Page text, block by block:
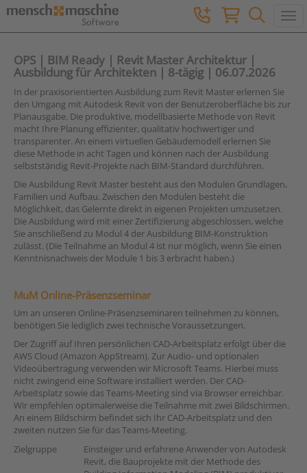
OPS | BIM Ready | Revit Master Architektur |
Ausbildung für Architekten | 8-tägig | 06.07.2026
In der praxisorientierten Ausbildung zum Revit Master erlernen Sie
den Umgang mit Autodesk Revit von der Benutzeroberfläche bis zur
Planausgabe. Die produktive, modellbasierte Methode von Revit
macht Ihre Planung effizienter, qualitativ hochwertiger und
transparenter. An einem virtuellen Gebäudemodell erlernen Sie
diese Methode in acht Tagen und können nach der Ausbildung
selbstständig Revit-Projekte nach BIM-Standard durchführen.
Die Ausbildung Revit Master besteht aus den Modulen Grundlagen,
Familien und Aufbau. Zwischen den Modulen besteht die
Möglichkeit, das Gelernte direkt in eigenen Projekten umzusetzen.
Die Ausbildung wird mit einer Zertifizierung abgeschlossen, welche
Sie anschließend zu Modul 4 der Ausbildung BIM-Konstruktion
zulässt. (Die Teilnahme an Modul 4 ist nur möglich, wenn Sie einen
Kenntnisnachweis der Module 1 bis 3 erbracht haben.)
MuM Online-Präsenzseminar
Um an unseren Online-Präsenzseminaren teilnehmen zu können,
benötigen Sie lediglich zwei technische Voraussetzungen.
Der Zugriff auf Ihren persönlichen CAD-Arbeitsplatz erfolgt über die
AWS Cloud (Amazon AppStream). Zur Audio- und optionalen
Videoübertragung verwenden wir Microsoft Teams. Hierbei muss
nicht zwingend eine Software installiert werden. Der CAD-
Arbeitsplatz sowie das Teams-Meeting sind via Browser erreichbar.
Wir empfehlen optimalerweise die Teilnahme mit zwei Bildschirmen.
An einem Bildschirm befindet sich Ihr CAD-Arbeitsplatz und den
zweiten nutzen Sie für das Teams-Meeting.
Zielgruppe
Einsteiger und erfahrene Anwender von Autodesk
Revit, die Bauprojekte mit der Methode des